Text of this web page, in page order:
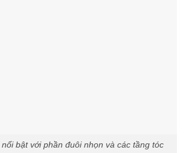
bật với phần đuôi nhọn và các tầng tóc